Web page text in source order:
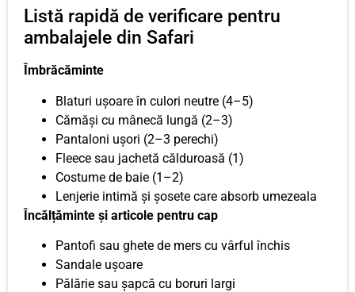
Listă rapidă de verificare pentru
ambalajele din Safari
Îmbrăcăminte
Blaturi ușoare în culori neutre (4–5)
Cămăși cu mânecă lungă (2–3)
Pantaloni ușori (2–3 perechi)
Fleece sau jachetă călduroasă (1)
Costume de baie (1–2)
Lenjerie intimă și șosete care absorb umezeala
Încălțăminte și articole pentru cap
Pantofi sau ghete de mers cu vârful închis
Sandale ușoare
Pălărie sau șapcă cu boruri largi